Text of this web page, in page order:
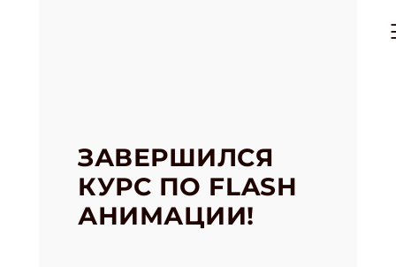
ЗАВЕРШИЛСЯ
КУРС ПО FLASH
АНИМАЦИИ!